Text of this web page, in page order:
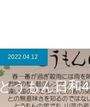
2022.04.12
とうもん日和